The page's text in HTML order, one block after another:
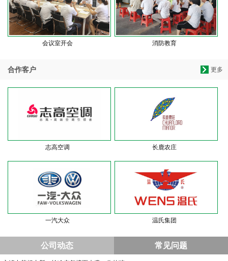
会议室开会 消防教育
更多
合作客户
志高空调 长鹿农庄
一汽大众 温氏集团
公司动态 常见问题